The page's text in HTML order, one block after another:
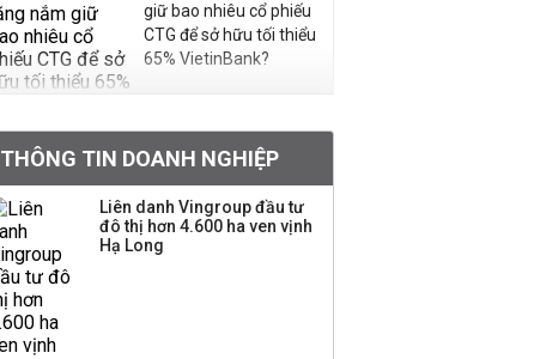
giữ bao nhiêu cổ phiếu
CTG để sở hữu tối thiểu
65% VietinBank?
62.000 tỷ đồng tiền
mặt, ngang ngửa MWG
Chuyên gia Phạm Xuân
THÔNG TIN DOANH NGHIỆP
Liên danh Vingroup đầu tư
đô thị hơn 4.600 ha ven vịnh
Hạ Long